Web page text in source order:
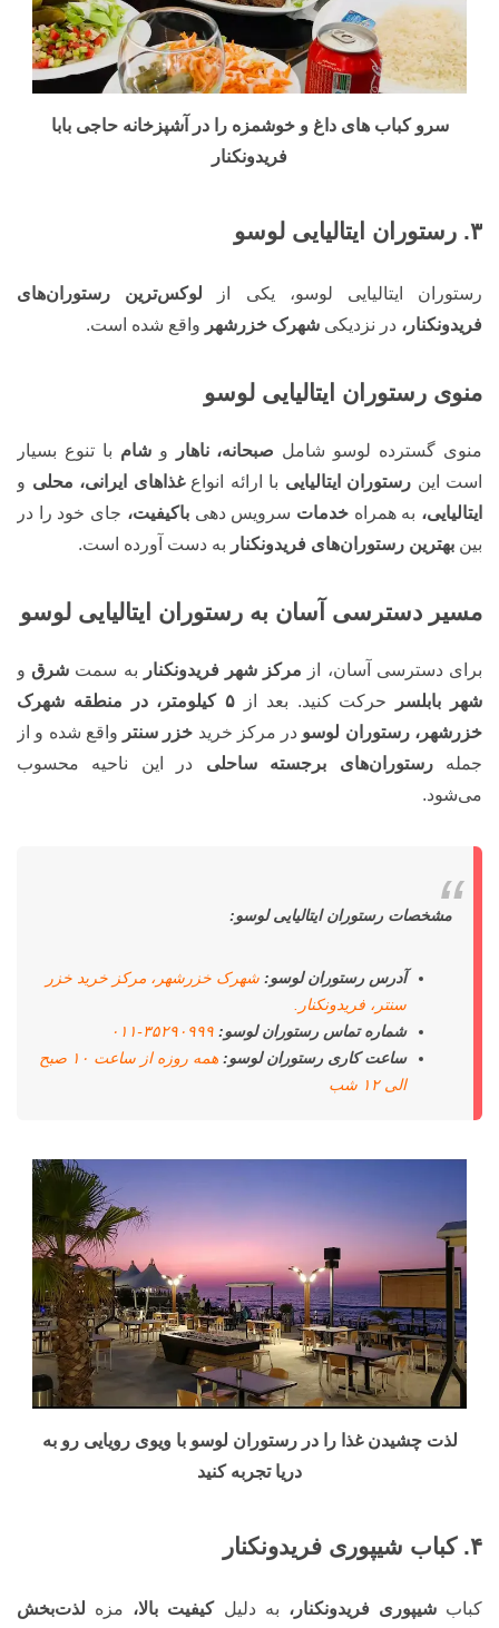
سرو کباب های داغ و خوشمزه را در آشپزخانه حاجی بابا
فریدونکنار
۳. رستوران ایتالیایی لوسو
رستوران ایتالیایی لوسو، یکی از لوکس‌ترین رستوران‌های
فریدونکنار، در نزدیکی شهرک خزرشهر واقع شده است.
منوی رستوران ایتالیایی لوسو
منوی گسترده لوسو شامل صبحانه، ناهار وشام با تنوع بسیار
است این رستوران ایتالیایی با ارائه انواعغذاهای ایرانی، محلی و
ایتالیایی، به همراهخدمات سرویس دهیباکیفیت، جای خود را در
بین بهترین رستوران‌های فریدونکنار به دست آورده است.
مسیر دسترسی آسان به رستوران ایتالیایی لوسو
برای دسترسی آسان، از مرکز شهر فریدونکنار به سمت شرق و
شهر بابلسر
حرکت کنید. بعد از
۵ کیلومتر، در منطقه شهرک
خزرشهر، رستوران لوسو در مرکز خرید خزر سنتر واقع شده و از
جملهرستوران‌های برجسته ساحلی در این ناحیه محسوب
می‌شود.
مشخصات رستوران ایتالیایی لوسو:
آدرس رستوران لوسو: شهرک خزرشهر، مرکز خرید خزر
سنتر، فریدونکنار.
شماره تماس رستوران لوسو: ۳۵۲۹۰۹۹۹-۰۱۱
ساعت کاری رستوران لوسو:
همه روزه از ساعت ۱۰ صبح
الی ۱۲ شب
لذت چشیدن غذا را در رستوران لوسو با ویوی رویایی رو به
دریا تجربه کنید
۴. کباب شیپوری فریدونکنار
کبابشیپوری فریدونکنار، به دلیلکیفیت بالا، مزه لذت‌بخش